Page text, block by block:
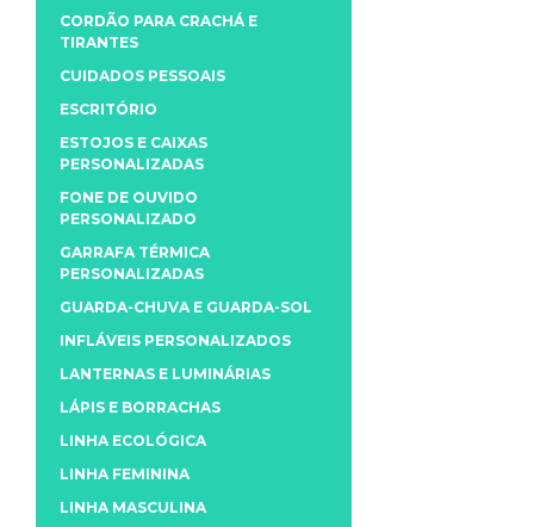
CORDÃO PARA CRACHÁ E
TIRANTES
CUIDADOS PESSOAIS
ESCRITÓRIO
ESTOJOS E CAIXAS
PERSONALIZADAS
FONE DE OUVIDO
PERSONALIZADO
GARRAFA TÉRMICA
PERSONALIZADAS
GUARDA-CHUVA E GUARDA-SOL
INFLÁVEIS PERSONALIZADOS
LANTERNAS E LUMINÁRIAS
LÁPIS E BORRACHAS
LINHA ECOLÓGICA
LINHA FEMININA
LINHA MASCULINA